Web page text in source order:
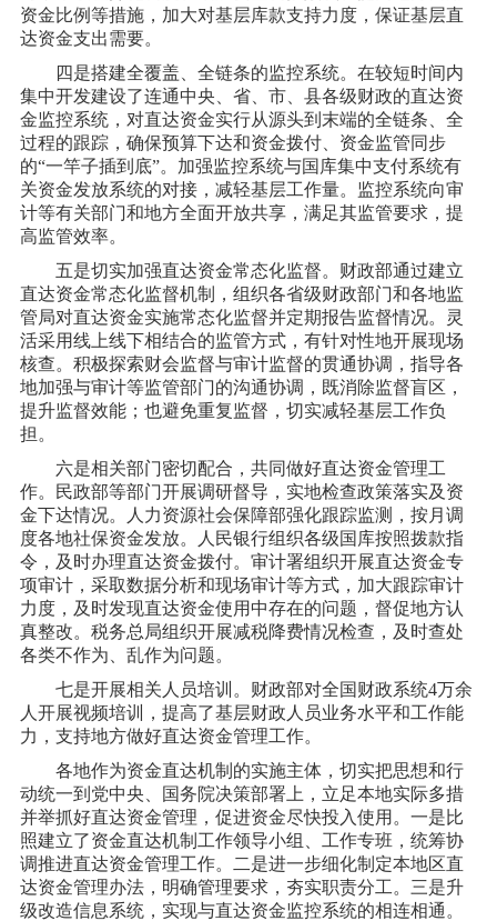
资金比例等措施，加大对基层库款支持力度，保证基层直
达资金支出需要。
四是搭建全覆盖、全链条的监控系统。在较短时间内
集中开发建设了连通中央、省、市、县各级财政的直达资
金监控系统，对直达资金实行从源头到末端的全链条、全
过程的跟踪，确保预算下达和资金拨付、资金监管同步
的“一竿子插到底”。加强监控系统与国库集中支付系统有
关资金发放系统的对接，减轻基层工作量。监控系统向审
计等有关部门和地方全面开放共享，满足其监管要求，提
高监管效率。
五是切实加强直达资金常态化监督。财政部通过建立
直达资金常态化监督机制，组织各省级财政部门和各地监
管局对直达资金实施常态化监督并定期报告监督情况。灵
活采用线上线下相结合的监管方式，有针对性地开展现场
核查。积极探索财会监督与审计监督的贯通协调，指导各
地加强与审计等监管部门的沟通协调，既消除监督盲区，
提升监督效能；也避免重复监督，切实减轻基层工作负
担。
六是相关部门密切配合，共同做好直达资金管理工
作。民政部等部门开展调研督导，实地检查政策落实及资
金下达情况。人力资源社会保障部强化跟踪监测，按月调
度各地社保资金发放。人民银行组织各级国库按照拨款指
令，及时办理直达资金拨付。审计署组织开展直达资金专
项审计，采取数据分析和现场审计等方式，加大跟踪审计
力度，及时发现直达资金使用中存在的问题，督促地方认
真整改。税务总局组织开展减税降费情况检查，及时查处
各类不作为、乱作为问题。
七是开展相关人员培训。财政部对全国财政系统4万余
人开展视频培训，提高了基层财政人员业务水平和工作能
力，支持地方做好直达资金管理工作。
各地作为资金直达机制的实施主体，切实把思想和行
动统一到党中央、国务院决策部署上，立足本地实际多措
并举抓好直达资金管理，促进资金尽快投入使用。一是比
照建立了资金直达机制工作领导小组、工作专班，统筹协
调推进直达资金管理工作。二是进一步细化制定本地区直
达资金管理办法，明确管理要求，夯实职责分工。三是升
级改造信息系统，实现与直达资金监控系统的相连相通。